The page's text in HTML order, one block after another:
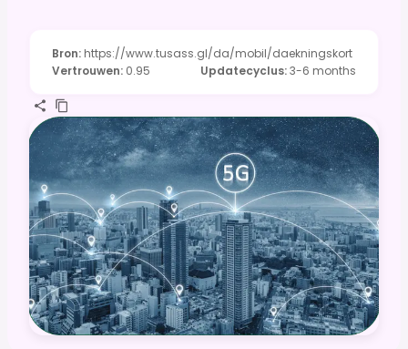
Bron: https://www.tusass.gl/da/mobil/daekningskort
Vertrouwen: 0.95 Updatecyclus:3-6 months